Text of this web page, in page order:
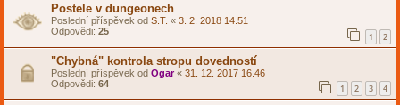
Postele v dungeonech
Poslední příspěvek od S.T. « 3. 2. 2018 14.51
Odpovědi: 25 1 2
"Chybná" kontrola stropu dovedností
Poslední příspěvek od Ogar« 31. 12. 2017 16.46
Odpovědi: 64 1 2 3 4